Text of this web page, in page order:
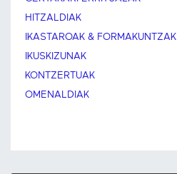
HITZALDIAK
IKASTAROAK & FORMAKUNTZAK
IKUSKIZUNAK
KONTZERTUAK
OMENALDIAK